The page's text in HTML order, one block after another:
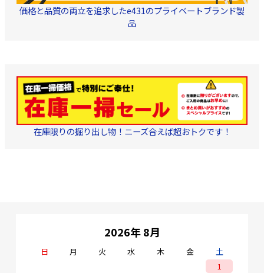
価格と品質の両立を追求したe431のプライベートブランド製
品
在庫限りの掘り出し物！ニーズ合えば超おトクです！
2026年 8月
日 月 火 水 木 金
土
1